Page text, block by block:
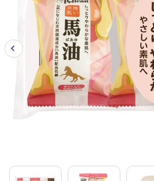
COLLECTIONS / ブランド一覧
定期購入